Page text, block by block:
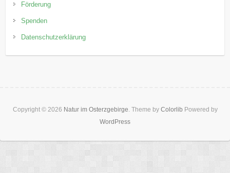
Förderung
Spenden
Datenschutzerklärung
Copyright © 2026 Natur im Osterzgebirge. Theme by Colorlib Powered by
WordPress